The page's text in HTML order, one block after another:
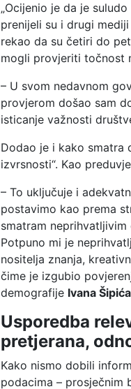
„Ocijenio je da je
prenijeli su i drugi mediji
rekao da su četiri do
mogli provjeriti točnost
– U svom nedavnom
provjerom došao sam
isticanje važnosti
Dodao je i kako smatra
izvrsnosti“. Kao
– To uključuje i
postavimo kao prema
smatram
Potpuno mi je
nositelja znanja,
čime je izgubio
demografije Ivana Šipića
Usporedba
pretjerana,
Kako nismo dobili
podacima – prosječnim